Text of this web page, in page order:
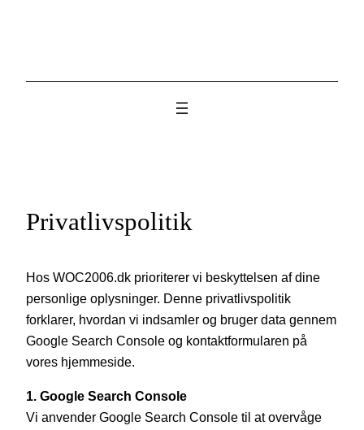
Privatlivspolitik
Hos WOC2006.dk prioriterer vi beskyttelsen af dine
personlige oplysninger. Denne privatlivspolitik
forklarer, hvordan vi indsamler og bruger data gennem
Google Search Console og kontaktformularen på
vores hjemmeside.
1. Google Search Console
Vi anvender Google Search Console til at overvåge